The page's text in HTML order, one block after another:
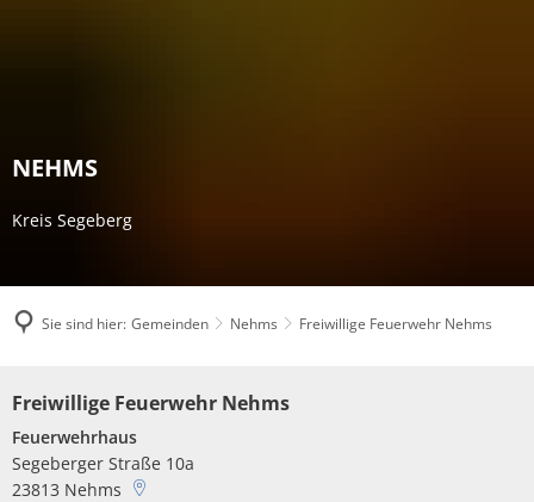
NEHMS
Kreis Segeberg
Sie sind hier: Gemeinden Nehms Freiwillige Feuerwehr Nehms
Freiwillige
Feuerwehr
Nehms
Freiwillige Feuerwehr Nehms
Feuerwehrhaus
Segeberger Straße 10a
23813 Nehms